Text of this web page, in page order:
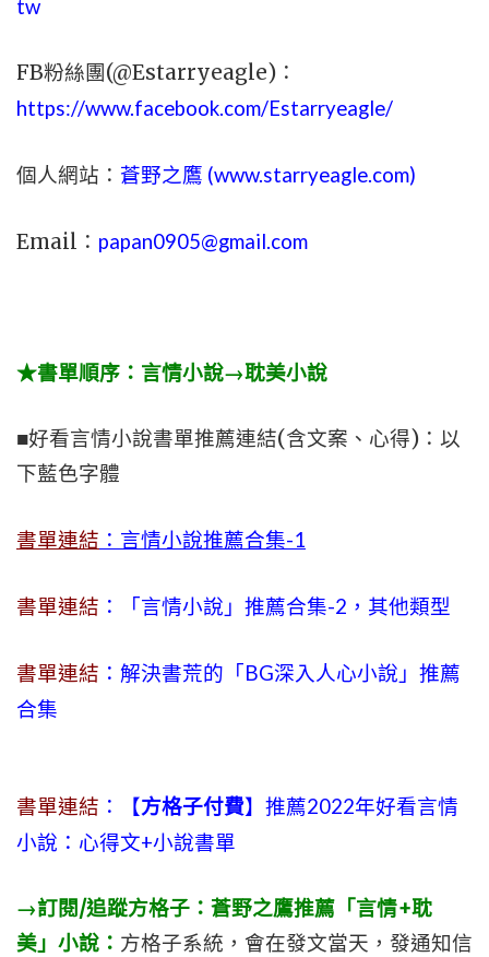
tw
FB粉絲團(@Estarryeagle)：
https://www.facebook.com/Estarryeagle/
個人網站： 蒼野之鷹 (www.starryeagle.com)
Email： papan0905@gmail.com
★書單順序：言情小說→耽美小說
■好看言情小說書單推薦連結(含文案、心得)：以
下藍色字體
書單連結 ：言情小說推薦合集-1
書單連結 ：「言情小說」推薦合集-2，其他類型
書單連結 ：解決書荒的「BG深入人心小說」推薦
合集
書單連結 ：【方格子付費】推薦2022年好看言情
小說：心得文+小說書單
→訂閱/追蹤方格子：蒼野之鷹推薦「言情+耽
美」小說： 方格子系統，會在發文當天，發通知信